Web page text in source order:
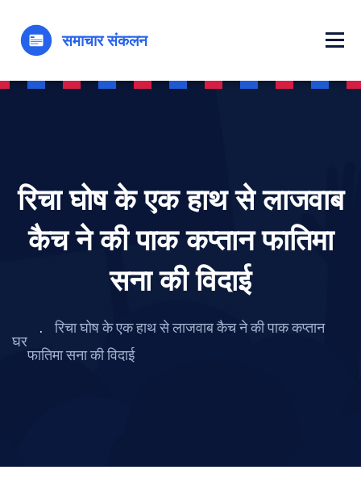
रिचा घोष के एक हाथ से लाजवाब
कैच ने की पाक कप्तान फातिमा
सना की विदाई
घर
रिचा घोष के एक हाथ से लाजवाब कैच ने की पाक कप्तान
फातिमा सना की विदाई